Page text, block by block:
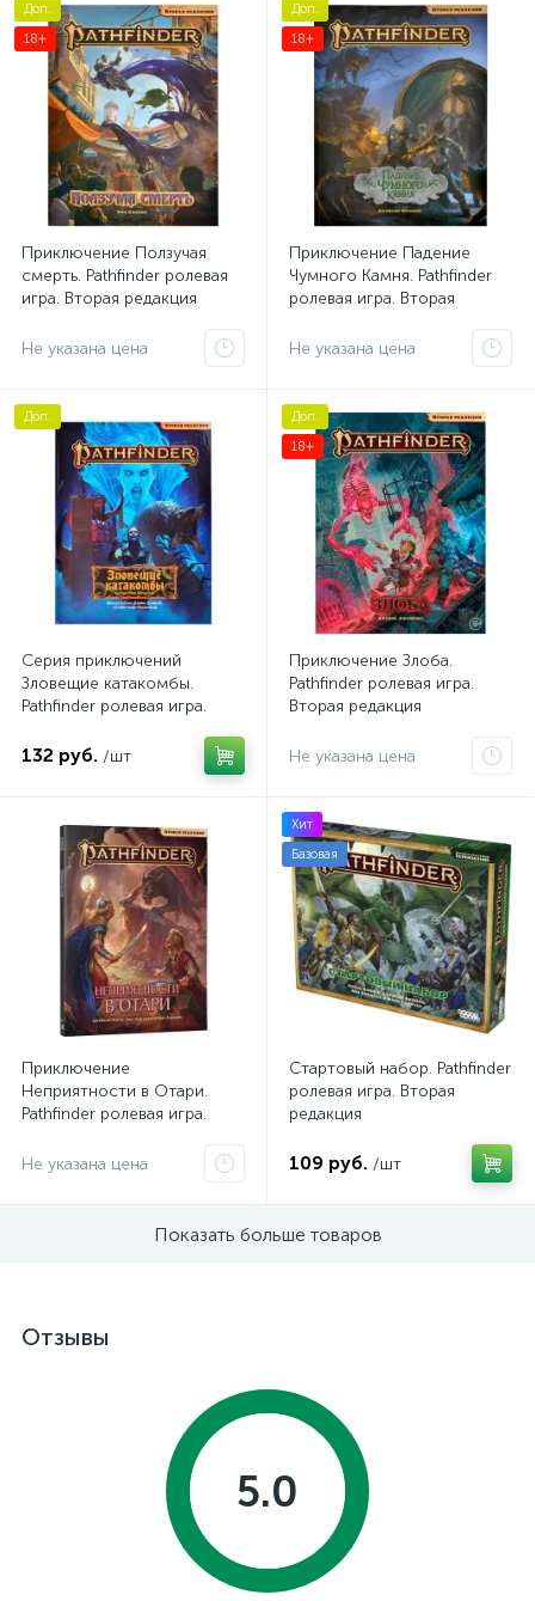
Доп.
18+
Приключение Ползучая
смерть. Pathfinder ролевая
игра. Вторая редакция
Не указана цена
Доп.
18+
Приключение Падение
Чумного Камня. Pathfinder
ролевая игра. Вторая
Не указана цена
Доп.
Серия приключений
Зловещие катакомбы.
Pathfinder ролевая игра.
132 руб. /шт
Доп.
18+
Приключение Злоба.
Pathfinder ролевая игра.
Вторая редакция
Не указана цена
Приключение
Неприятности в Отари.
Pathfinder ролевая игра.
Не указана цена
Хит
Базовая
Стартовый набор. Pathfinder
ролевая игра. Вторая
редакция
109 руб. /шт
Показать больше товаров
Отзывы
5.0